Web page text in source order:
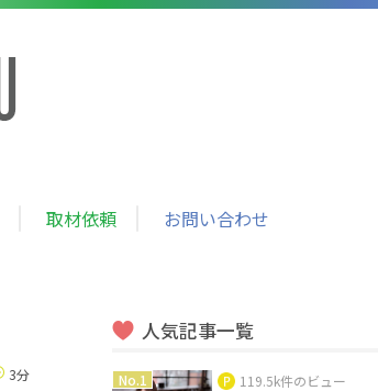
取材依頼 お問い合わせ
3分
人気記事一覧
119.5k件のビュー